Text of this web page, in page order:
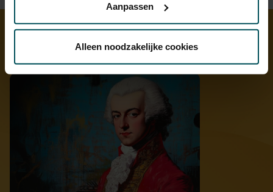
Via decookieverklaringop onze website kunt u uw
We werken samen met32 derden
kunnen ontvangen en verwerken.
Aanpassen
Alleen noodzakelijke cookies
Ontdek meer